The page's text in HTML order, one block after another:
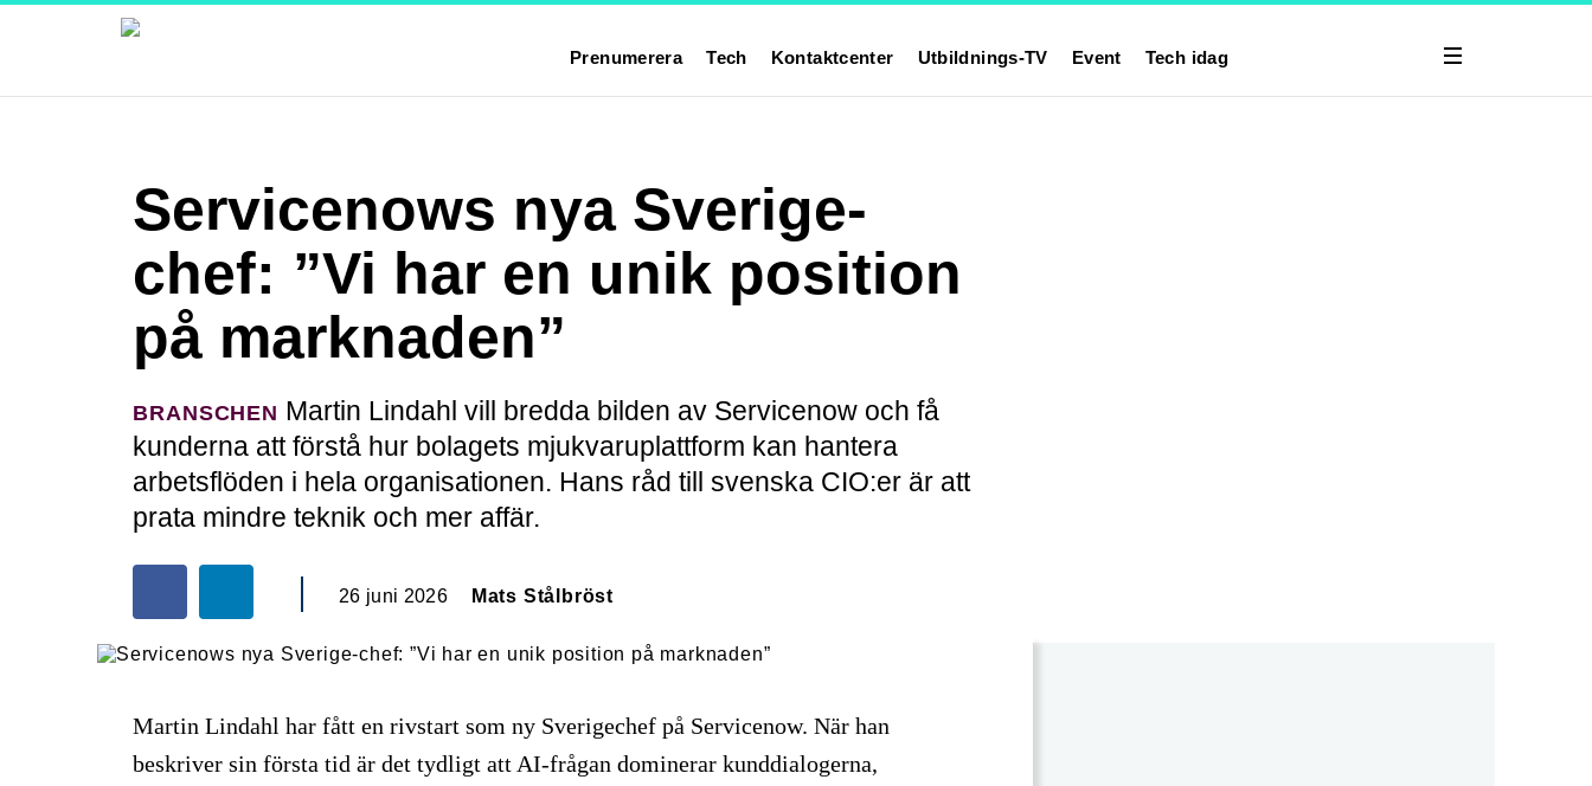
Prenumerera Tech Kontaktcenter Utbildnings-TV Event Tech idag
Servicenows nya Sverige-
chef: ”Vi har en unik position
på marknaden”
BRANSCHEN Martin Lindahl vill bredda bilden av Servicenow och få
kunderna att förstå hur bolagets mjukvaruplattform kan hantera
arbetsflöden i hela organisationen. Hans råd till svenska CIO:er är att
prata mindre teknik och mer affär.
26 juni 2026 Mats Stålbröst
Martin Lindahl har fått en rivstart som ny Sverigechef på Servicenow. När han
beskriver sin första tid är det tydligt att AI-frågan dominerar kunddialogerna,